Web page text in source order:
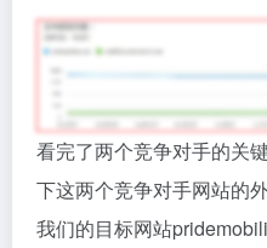
看完了两个竞争对手的关
下这两个竞争对手网站的
我们的目标网站